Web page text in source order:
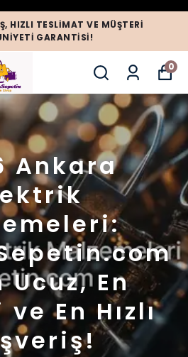
HIZLI TESLIMAT VE MÜŞTERI
GARANTISI!
0
Ankara
Ucuz, En
En Hızlı